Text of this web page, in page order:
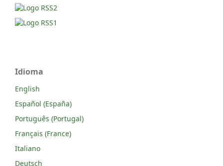
Idioma
English
Español (España)
Português (Portugal)
Français (France)
Italiano
Deutsch